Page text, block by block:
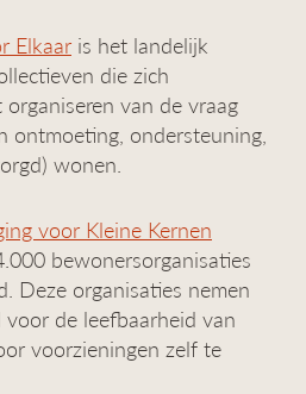
Elkaar is het landelijk
die zich
van de vraag
ontmoeting, ondersteuning,
wonen.
voor Kleine Kernen
bewonersorganisaties
Deze organisaties nemen
de leefbaarheid van
voorzieningen zelf te